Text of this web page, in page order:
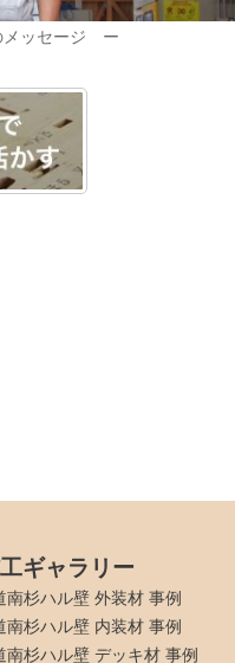
ッセージ ー
ギャラリー
南杉ハル壁 外装材 事例
南杉ハル壁 内装材 事例
南杉ハル壁 デッキ材 事例